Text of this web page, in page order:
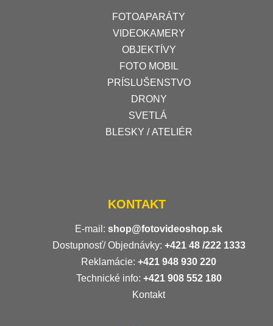
FOTOAPARÁTY
VIDEOKAMERY
OBJEKTÍVY
FOTO MOBIL
PRÍSLUŠENSTVO
DRONY
SVETLÁ
BLESKY / ATELIÉR
KONTAKT
E-mail: shop@fotovideoshop.sk
Dostupnosť/ Objednávky: +421 48 /222 1333
Reklamácie: +421 948 930 220
Technické info: +421 908 552 180
Kontakt